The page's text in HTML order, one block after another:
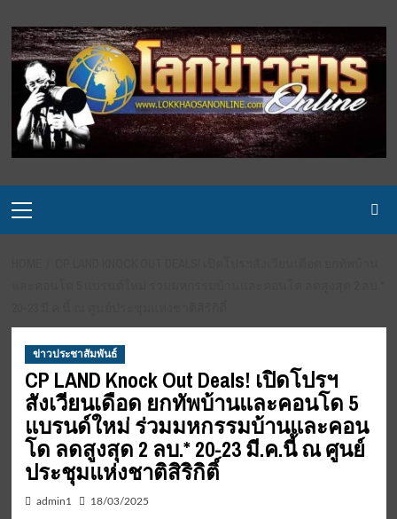
to
content
Menu
ข่าวประชาสัมพันธ์
CP LAND Knock Out Deals! เปิดโปรฯ
สังเวียนเดือด ยกทัพบ้านและคอนโด 5
แบรนด์ใหม่ ร่วมมหกรรมบ้านและคอน
โด ลดสูงสุด 2 ลบ.* 20-23 มี.ค.นี้ ณ ศูนย์
ประชุมแห่งชาติสิริกิติ์
admin1 18/03/2025